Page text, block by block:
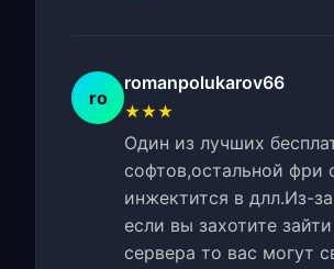
ro
romanpolukarov66
★★★
Один из лучших
софтов,остальной фри
инжектится в длл.Из-
если вы захотите
сервера то вас могут